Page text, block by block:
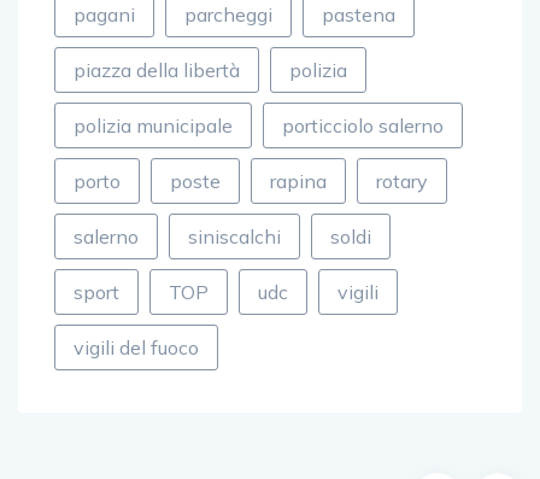
pagani parcheggi pastena
piazza della libertà polizia
polizia municipale porticciolo salerno
porto poste rapina rotary
salerno siniscalchi soldi
sport TOP udc vigili
vigili del fuoco